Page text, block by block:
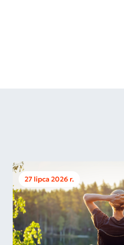
27 lipca 2026 r.